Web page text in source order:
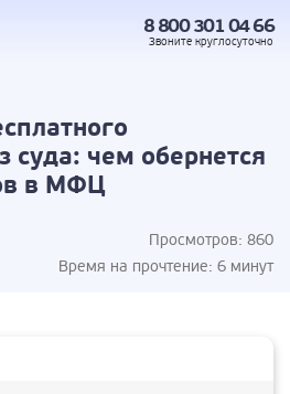
8 800 301 04 66
Звоните круглосуточно
суда: чем обернется
в МФЦ
Просмотров: 860
Время на прочтение: 6 минут